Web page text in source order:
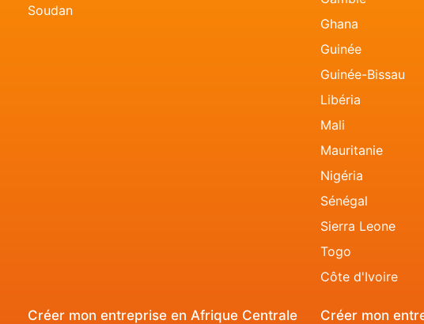
Soudan
Ghana
Guinée
Guinée-Bissau
Libéria
Mali
Mauritanie
Nigéria
Sénégal
Sierra Leone
Togo
Côte d'Ivoire
Créer mon entreprise en Afrique Centrale Créer mon